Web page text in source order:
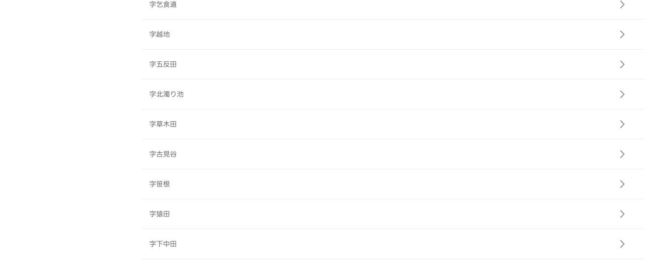
字乞食道
字越地
字五反田
字北濁り池
字草木田
字古見谷
字笹根
字猿田
字下中田